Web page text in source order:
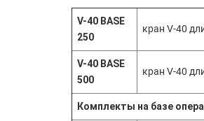
V-40 BASE
250
кран V-40
V-40 BASE
500
кран V-40
Комплекты на базе